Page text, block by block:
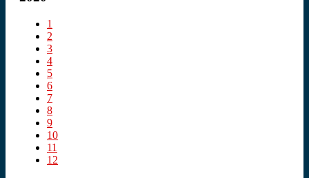
1
2
3
4
5
6
7
8
9
10
11
12